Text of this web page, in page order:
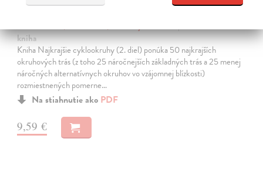
Najkrajšie cyklookruhy (2. diel)
kniha
Kniha Najkrajšie cyklookruhy (2. diel) ponúka 50 najkrajších
okruhových trás (z toho 25 náročnejších základných trás a 25 menej
náročných alternatívnych okruhov vo vzájomnej blízkosti)
rozmiestnených pomerne…
Na stiahnutie ako PDF
9,59 €